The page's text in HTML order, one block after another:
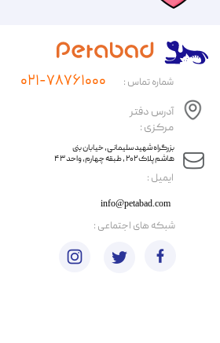
​ایمیل :
آدرس دفتر
مرکزی :
info@petabad.com
​​بزرگراه شهید سلیمانی، خیابان بنی
هاشم پلاک ۲۰۲ ، طبقه چهارم، واحد ۴۳
شماره تماس : ۰۲۱-۷۸۷۶۱۰۰۰
​شبکه های اجتماعی :